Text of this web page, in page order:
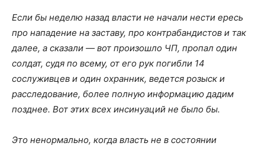
Если бы неделю назад власти не начали нести ересь
про нападение на заставу, про контрабандистов и так
далее, а сказали — вот произошло ЧП, пропал один
солдат, судя по всему, от его рук погибли 14
сослуживцев и один охранник, ведется розыск и
расследование, более полную информацию дадим
позднее. Вот этих всех инсинуаций не было бы.
Это ненормально, когда власть не в состоянии